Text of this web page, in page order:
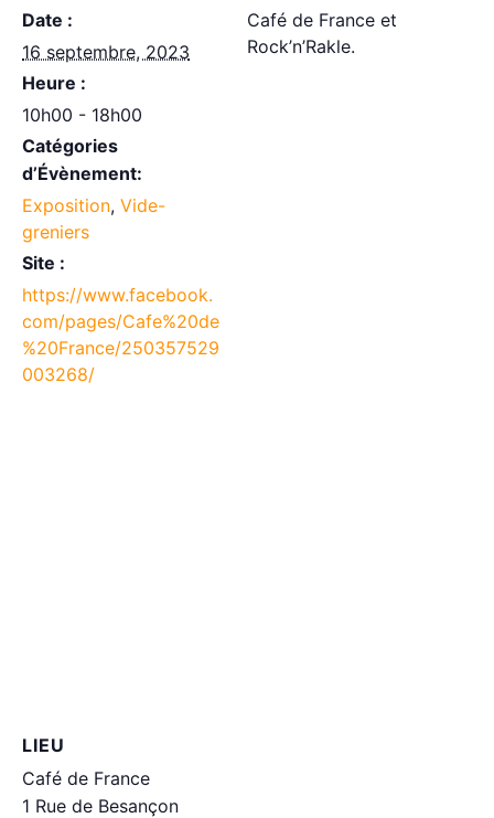
Date :
16 septembre, 2023
Heure :
10h00 - 18h00
Catégories
d’Évènement:
Exposition, Vide-
greniers
Site :
https://www.facebook.
com/pages/Cafe%20de
%20France/250357529
003268/
Café de France et
Rock’n’Rakle.
LIEU
Café de France
1 Rue de Besançon